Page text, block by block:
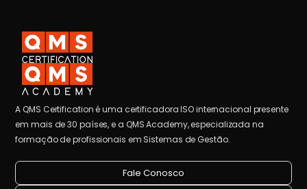
A QMS Certification é uma certificadora ISO internacional presente
em mais de 30 países, e a QMS Academy, especializada na
formação de profissionais em Sistemas de Gestão.
Fale Conosco